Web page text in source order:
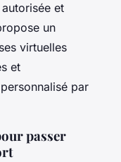
et
un
virtuelles
et
par
passer